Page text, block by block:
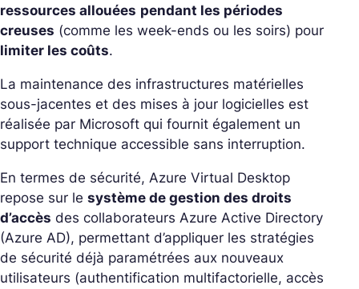
ressources allouées pendant les périodes
creuses (comme les week-ends ou les soirs) pour
limiter les coûts.
La maintenance des infrastructures matérielles
sous-jacentes et des mises à jour logicielles est
réalisée par Microsoft qui fournit également un
support technique accessible sans interruption.
En termes de sécurité, Azure Virtual Desktop
repose sur le système de gestion des droits
d’accès des collaborateurs Azure Active Directory
(Azure AD), permettant d’appliquer les stratégies
de sécurité déjà paramétrées aux nouveaux
utilisateurs (authentification multifactorielle, accès